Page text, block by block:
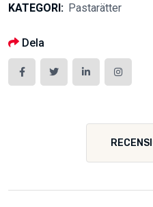
KATEGORI: Pastarätter
Dela